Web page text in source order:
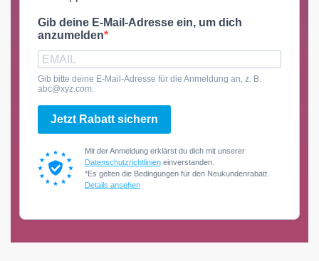
Gib deine E-Mail-Adresse ein, um dich
anzumelden
Gib bitte deine E-Mail-Adresse für die Anmeldung an, z. B.
abc@xyz.com.
Jetzt Rabatt sichern
Mit der Anmeldung erklärst du dich mit unserer
Datenschutzrichtlinieneinverstanden.
*Es gelten die Bedingungen für den Neukundenrabatt.
Details ansehen